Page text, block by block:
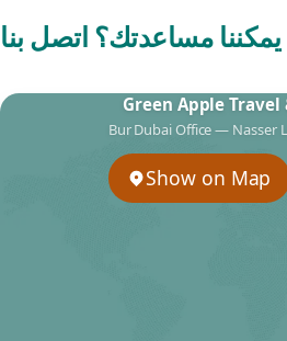
مساعدتك؟ اتصل بنا
Green Apple Travel
Bur Dubai Office — Nasser
Show on Map